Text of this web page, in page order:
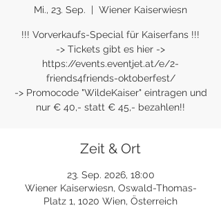
Mi., 23. Sep.
  |
Wiener Kaiserwiesn
!!! Vorverkaufs-Special für Kaiserfans !!!
-> Tickets gibt es hier ->
https://events.eventjet.at/e/2-
friends4friends-oktoberfest/
-> Promocode "WildeKaiser" eintragen und
nur € 40,- statt € 45,- bezahlen!!
Zeit & Ort
23. Sep. 2026, 18:00
Wiener Kaiserwiesn, Oswald-Thomas-
Platz 1, 1020 Wien, Österreich